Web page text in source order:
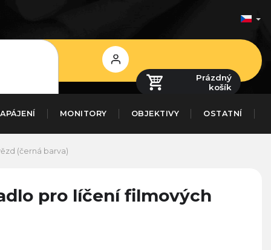
Přihlášení
Prázdný
košík
MONITORY OBJEKTIVY OSTATNÍ
(černá barva)
pro líčení filmových